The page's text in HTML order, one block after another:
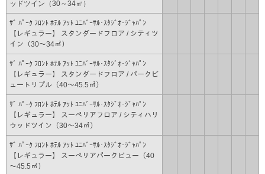
ッドツイン（30～34㎡）
ｻﾞ ﾊﾟｰｸ ﾌﾛﾝﾄ ﾎﾃﾙ ｱｯﾄ ﾕﾆﾊﾞｰｻﾙ･ｽﾀｼﾞｵ･ｼﾞｬﾊﾟﾝ
【レギュラー】 スタンダードフロア / シティツ
イン（30～34㎡）
ｻﾞ ﾊﾟｰｸ ﾌﾛﾝﾄ ﾎﾃﾙ ｱｯﾄ ﾕﾆﾊﾞｰｻﾙ･ｽﾀｼﾞｵ･ｼﾞｬﾊﾟﾝ
【レギュラー】 スタンダードフロア / パークビ
ュートリプル（40～45.5㎡）
ｻﾞ ﾊﾟｰｸ ﾌﾛﾝﾄ ﾎﾃﾙ ｱｯﾄ ﾕﾆﾊﾞｰｻﾙ･ｽﾀｼﾞｵ･ｼﾞｬﾊﾟﾝ
【レギュラー】 スーペリアフロア / シティハリ
ウッドツイン（30～34㎡）
ｻﾞ ﾊﾟｰｸ ﾌﾛﾝﾄ ﾎﾃﾙ ｱｯﾄ ﾕﾆﾊﾞｰｻﾙ･ｽﾀｼﾞｵ･ｼﾞｬﾊﾟﾝ
【レギュラー】 スーペリアパークビュー（40
～45.5㎡）